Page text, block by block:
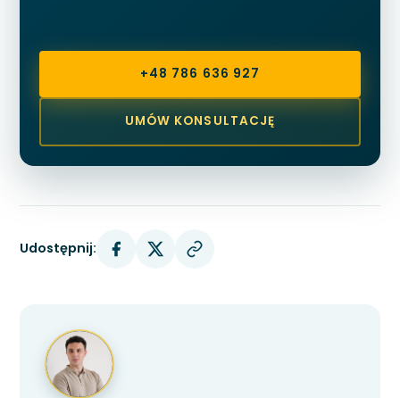
+48 786 636 927
UMÓW KONSULTACJĘ
Udostępnij: